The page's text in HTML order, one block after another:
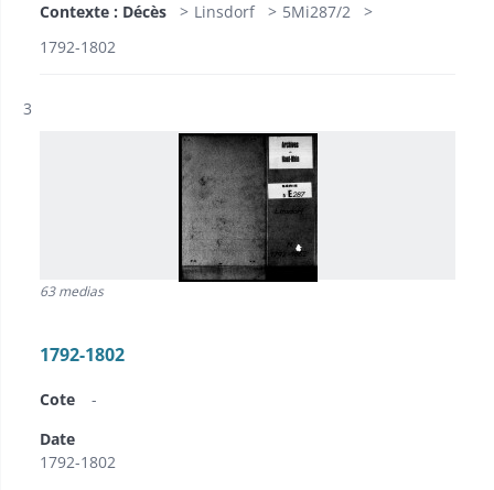
Contexte : Décès
Linsdorf
5Mi287/2
1792-1802
Résultat n°
3
63 medias
1792-1802
Cote
-
Date
1792-1802